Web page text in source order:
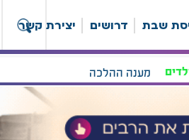
שבת דרושים יצירת קשר
מענה ההלכה